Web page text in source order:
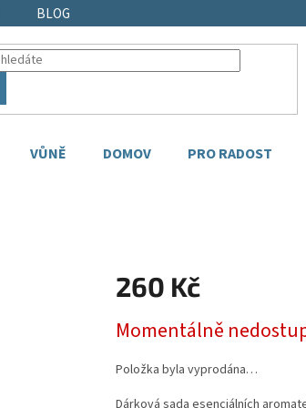
BLOG
VŮNĚ DOMOV PRO RADOST
260 Kč
cena:
Momentálně
Položka byla vyprodána…